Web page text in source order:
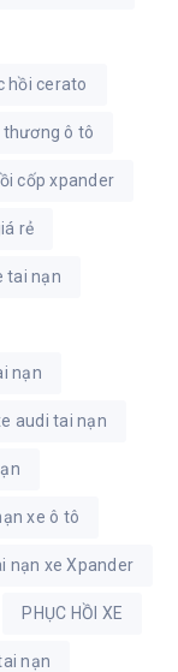
hồi cerato
ô tô
cốp xpander
rẻ
tai nạn
nạn
audi tai nạn
xe ô tô
nạn xe Xpander
PHỤC HỒI XE
nạn